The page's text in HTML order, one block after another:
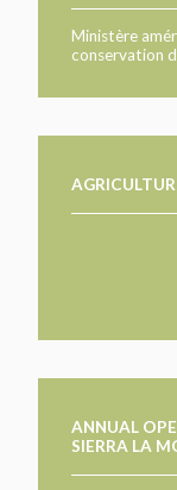
Ministère
conservation
ANNUAL
SIERRA LA